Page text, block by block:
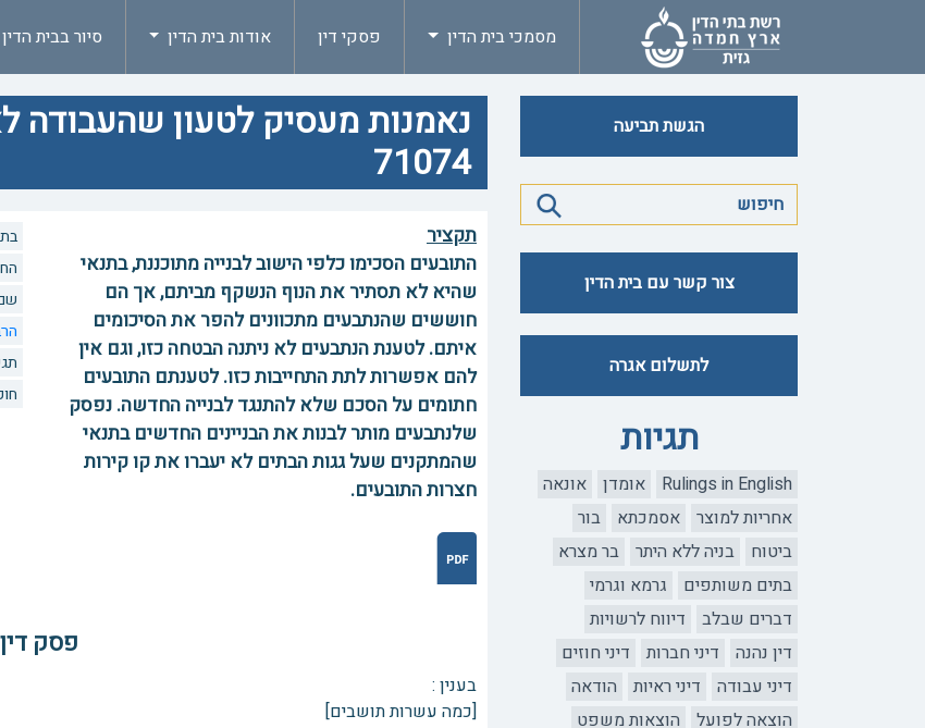
מסמכי בית הדין פסקי דין אודות בית הדין סיור בבית הדין
הגשת תביעה
צור קשר עם בית הדין
לתשלום אגרה
תגיות
Rulings in English אומדן
אונאה
אחריות למוצר
אסמכתא
בור
ביטוח
בניה ללא היתר
בר מצרא
בתים משותפים
גרמא וגרמי
דברים שבלב
דיווח לרשויות
דין נהנה
דיני חברות
דיני חוזים
דיני עבודה
דיני ראיות
הודאה
הוצאה לפועל
הוצאות משפט
נאמנות מעסיק לטעון
71074
תקציר
התובעים הסכימו כלפי הישוב לבנייה מתוכננת, בתנאי
שהיא לא תסתיר את הנוף הנשקף מביתם, אך הם
חוששים שהנתבעים מתכוונים להפר את הסיכומים
איתם. לטענת הנתבעים לא ניתנה הבטחה כזו, וגם אין
להם אפשרות לתת התחייבות כזו. לטענתם התובעים
חתומים על הסכם שלא להתנגד לבנייה החדשה. נפסק
שלנתבעים מותר לבנות את הבניינים החדשים בתנאי
שהמתקנים שעל גגות הבתים לא יעברו את קו קירות
חצרות התובעים.
פסק דין
בענין :
[כמה עשרות תושבים]